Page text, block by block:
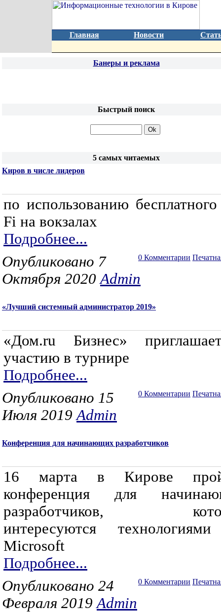
Главная Новости
Банеры и реклама
Быстрый поиск
5 самых читаемых
Киров в числе лидеров
по использованию
Fi на вокзалах
Подробнее...
0 Комментарии
Опубликовано 7
Октября 2020Admin
«Лучший системный администратор 2019»
«Дом.ru Бизнес»
участию в турнире
Подробнее...
0 Комментарии
Опубликовано 15
Июля 2019Admin
Конференция для начинающих разработчиков
16 марта в Кирове
конференция для
разработчиков,
интересуются
Microsoft
Подробнее...
0 Комментарии
Опубликовано 24
Февраля 2019Admin